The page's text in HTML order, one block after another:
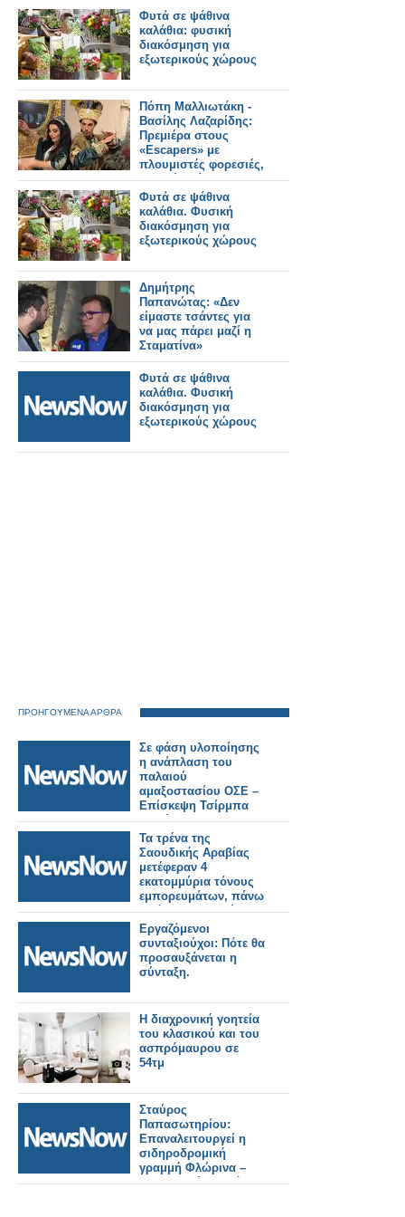
Φυτά σε ψάθινα
καλάθια: φυσική
διακόσμηση για
εξωτερικούς χώρους
Πόπη Μαλλιωτάκη -
Βασίλης Λαζαρίδης:
Πρεμιέρα στους
«Escapers» με
πλουμιστές φορεσιές,
μαϊμού τσάντες και
πασαρέλα
Φυτά σε ψάθινα
καλάθια. Φυσική
διακόσμηση για
εξωτερικούς χώρους
Δημήτρης
Παπανώτας: «Δεν
είμαστε τσάντες για
να μας πάρει μαζί η
Σταματίνα»
Φυτά σε ψάθινα
καλάθια. Φυσική
διακόσμηση για
εξωτερικούς χώρους
ΠΡΟΗΓΟΥΜΕΝΑ ΑΡΘΡΑ
Σε φάση υλοποίησης
η ανάπλαση του
παλαιού
αμαξοστασίου ΟΣΕ –
Επίσκεψη Τσίρμπα
στο έργο.
Τα τρένα της
Σαουδικής Αραβίας
μετέφεραν 4
εκατομμύρια τόνους
εμπορευμάτων, πάνω
από 45 εκατομμύρια
επιβάτες το πρώτο
τρίμηνο του 2026.
Εργαζόμενοι
συνταξιούχοι: Πότε θα
προσαυξάνεται η
σύνταξη.
Η διαχρονική γοητεία
του κλασικού και του
ασπρόμαυρου σε
54τμ
Σταύρος
Παπασωτηρίου:
Επαναλειτουργεί η
σιδηροδρομική
γραμμή Φλώρινα –
Θεσσαλονίκη από την